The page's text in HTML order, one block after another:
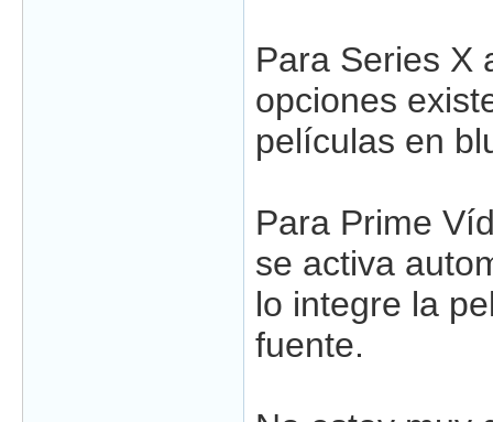
Para Series X
opciones
películas en
Para Prime
se activa
lo integre la
fuente.